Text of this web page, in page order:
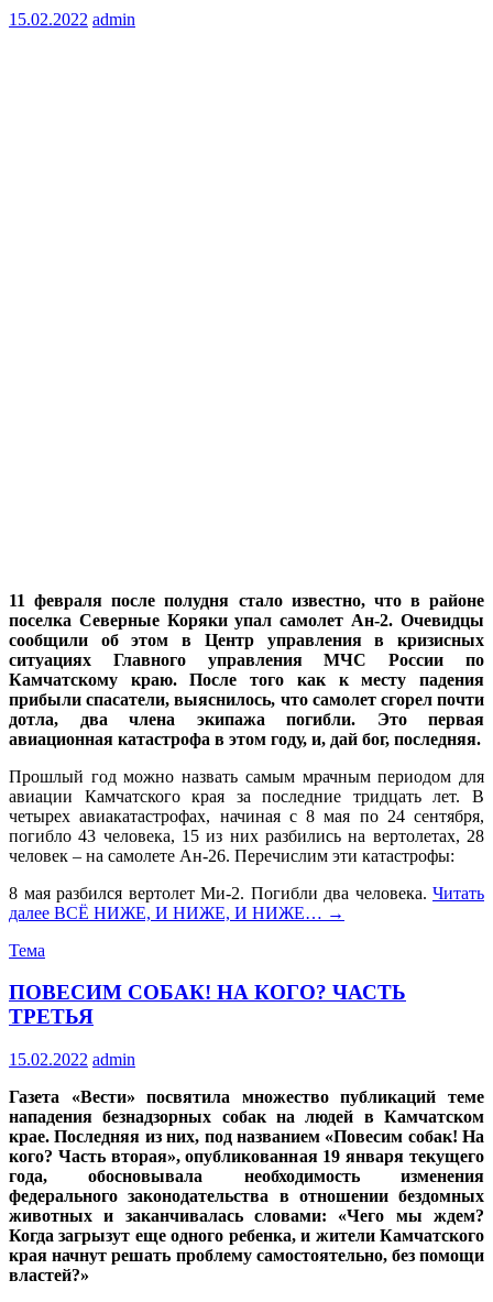
15.02.2022 admin
11 февраля после полудня стало известно, что в районе
поселка Северные Коряки упал самолет Ан-2. Очевидцы
сообщили об этом в Центр управления в кризисных
ситуациях Главного управления МЧС России по
Камчатскому краю. После того как к месту падения
прибыли спасатели, выяснилось, что самолет сгорел почти
дотла, два члена экипажа погибли. Это первая
авиационная катастрофа в этом году, и, дай бог, последняя.
Прошлый год можно назвать самым мрачным периодом для
авиации Камчатского края за последние тридцать лет. В
четырех авиакатастрофах, начиная с 8 мая по 24 сентября,
погибло 43 человека, 15 из них разбились на вертолетах, 28
человек – на самолете Ан-26. Перечислим эти катастрофы:
8 мая разбился вертолет Ми-2. Погибли два человека. Читать
далее ВСЁ НИЖЕ, И НИЖЕ, И НИЖЕ… →
Тема
ПОВЕСИМ СОБАК! НА КОГО? ЧАСТЬ
ТРЕТЬЯ
15.02.2022 admin
Газета «Вести» посвятила множество публикаций теме
нападения безнадзорных собак на людей в Камчатском
крае. Последняя из них, под названием «Повесим собак! На
кого? Часть вторая», опубликованная 19 января текущего
года, обосновывала необходимость изменения
федерального законодательства в отношении бездомных
животных и заканчивалась словами: «Чего мы ждем?
Когда загрызут еще одного ребенка, и жители Камчатского
края начнут решать проблему самостоятельно, без помощи
властей?»